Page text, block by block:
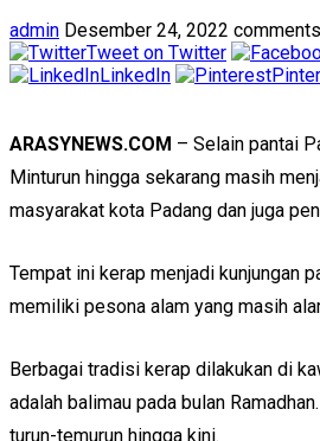
admin Desember 24, 2022
Tweet on Twitter
LinkedIn
ARASYNEWS.COM – Selain pantai
Minturun hingga sekarang masih
masyarakat kota Padang dan juga
Tempat ini kerap menjadi kunjungan
memiliki pesona alam yang masih
Berbagai tradisi kerap dilakukan di
adalah balimau pada bulan
turun-temurun hingga kini.